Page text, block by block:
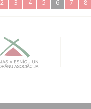
2 3 4 5 6 7 8